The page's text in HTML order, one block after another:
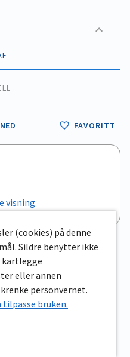
FAVORITT
visning
(cookies) på denne
Sildre benytter ikke
eller annen
personvernet.
tilpasse bruken.